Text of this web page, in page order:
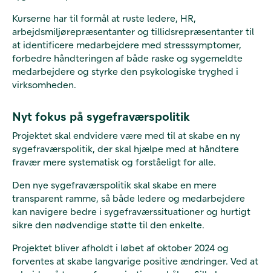
Kurserne har til formål at ruste ledere, HR,
arbejdsmiljørepræsentanter og tillidsrepræsentanter til
at identificere medarbejdere med stresssymptomer,
forbedre håndteringen af både raske og sygemeldte
medarbejdere og styrke den psykologiske tryghed i
virksomheden.
Nyt fokus på sygefraværspolitik
Projektet skal endvidere være med til at skabe en ny
sygefraværspolitik, der skal hjælpe med at håndtere
fravær mere systematisk og forståeligt for alle.
Den nye sygefraværspolitik skal skabe en mere
transparent ramme, så både ledere og medarbejdere
kan navigere bedre i sygefraværssituationer og hurtigt
sikre den nødvendige støtte til den enkelte.
Projektet bliver afholdt i løbet af oktober 2024 og
forventes at skabe langvarige positive ændringer. Ved at